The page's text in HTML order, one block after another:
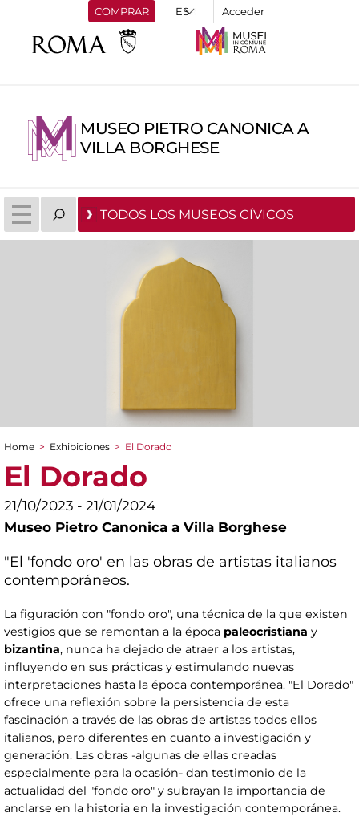
COMPRAR Acceder
MUSEO PIETRO CANONICA A
VILLA BORGHESE
TODOS LOS MUSEOS CÍVICOS
You are here
Home > Exhibiciones > El Dorado
El Dorado
21/10/2023 - 21/01/2024
Museo Pietro Canonica a Villa Borghese
"El 'fondo oro' en las obras de artistas italianos
contemporáneos.
La figuración con "fondo oro", una técnica de la que existen
vestigios que se remontan a la época paleocristiana y
bizantina, nunca ha dejado de atraer a los artistas,
influyendo en sus prácticas y estimulando nuevas
interpretaciones hasta la época contemporánea. "El Dorado"
ofrece una reflexión sobre la persistencia de esta
fascinación a través de las obras de artistas todos ellos
italianos, pero diferentes en cuanto a investigación y
generación. Las obras -algunas de ellas creadas
especialmente para la ocasión- dan testimonio de la
actualidad del "fondo oro" y subrayan la importancia de
anclarse en la historia en la investigación contemporánea.